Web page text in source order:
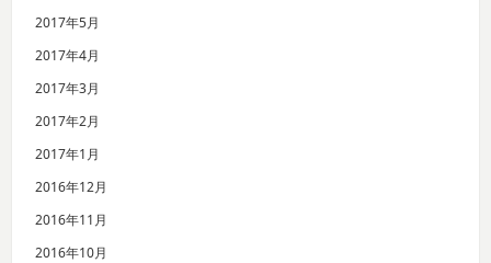
2017年5月
2017年4月
2017年3月
2017年2月
2017年1月
2016年12月
2016年11月
2016年10月